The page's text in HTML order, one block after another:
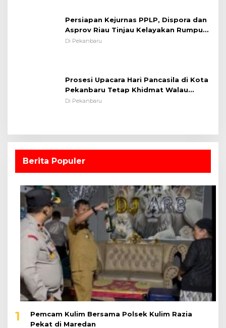
Persiapan Kejurnas PPLP, Dispora dan
Asprov Riau Tinjau Kelayakan Rumput
Lapangan Sepakbola
Di Pekanbaru
Prosesi Upacara Hari Pancasila di Kota
Pekanbaru Tetap Khidmat Walau
Dalam Ruangan
Di Pekanbaru
Berita Populer
1
Pemcam Kulim Bersama Polsek Kulim Razia
Pekat di Maredan